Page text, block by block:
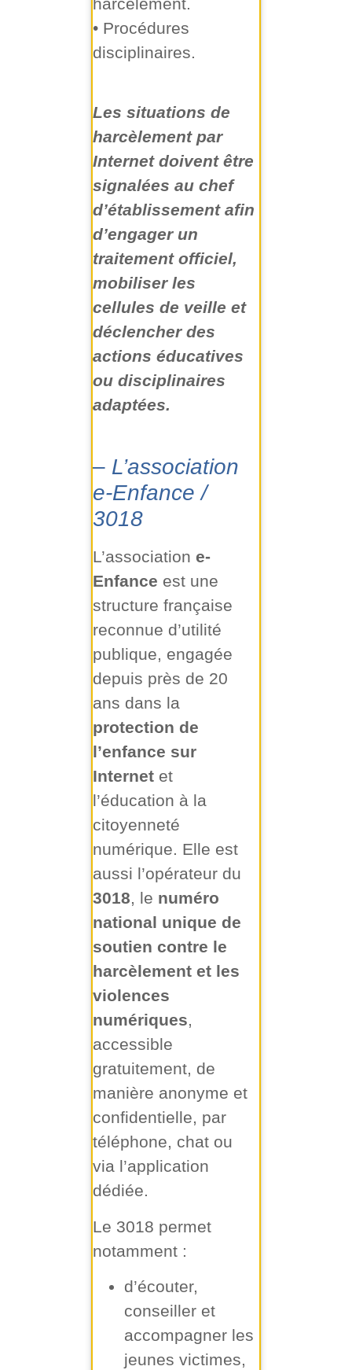
• Procédures
disciplinaires.
Les situations de
harcèlement par
Internet doivent être
signalées au chef
d’établissement afin
d’engager un
traitement officiel,
mobiliser les
cellules de veille et
déclencher des
actions éducatives
ou disciplinaires
adaptées.
– L’association
e-Enfance /
3018
L’associatione-
Enfance est une
structure française
reconnue d’utilité
publique, engagée
depuis près de 20
ans dans la
protection de
l’enfance sur
Internet et
l’éducation à la
citoyenneté
numérique. Elle est
aussi l’opérateur du
3018, le numéro
national unique de
soutien contre le
harcèlement et les
violences
numériques,
accessible
gratuitement, de
manière anonyme et
confidentielle, par
téléphone, chat ou
via l’application
dédiée.
Le 3018 permet
notamment :
d’écouter,
conseiller et
accompagner les
jeunes victimes,